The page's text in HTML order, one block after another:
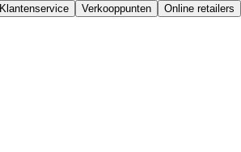
Klantenservice Verkooppunten Online retailers